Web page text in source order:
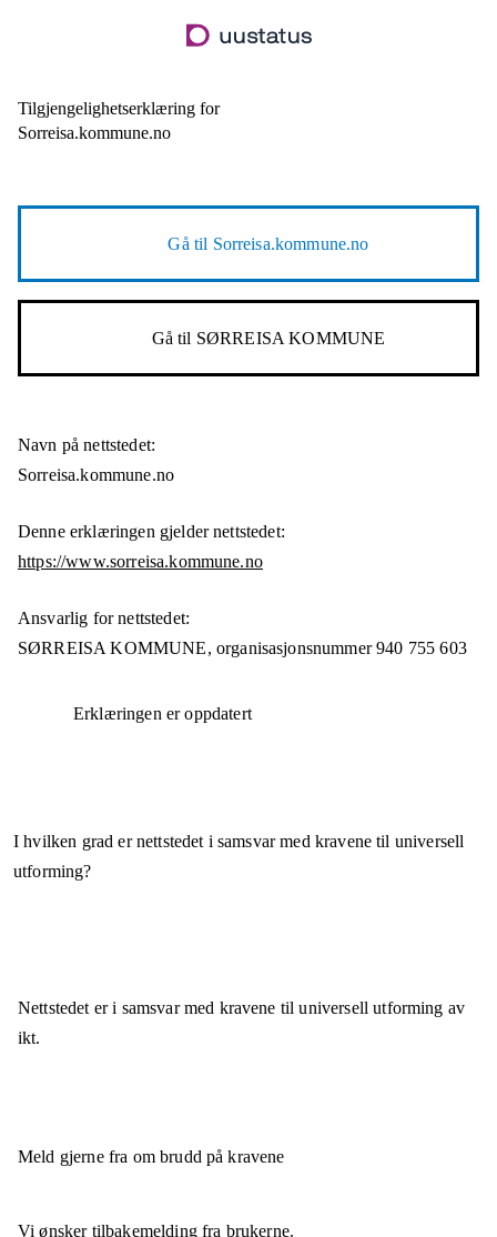
til
Tilgjengelighetserklæring for
Sorreisa.kommune.no
Gå til Sorreisa.kommune.no
Gå til SØRREISA KOMMUNE
Navn på nettstedet:
Sorreisa.kommune.no
Denne erklæringen gjelder nettstedet:
https://www.sorreisa.kommune.no
Ansvarlig for nettstedet:
SØRREISA KOMMUNE, organisasjonsnummer 940 755 603
Erklæringen er oppdatert
I hvilken grad er nettstedet i samsvar med kravene til universell
utforming?
Nettstedet eri samsvarmed kravene til universell utforming av
ikt.
Meld gjerne fra om brudd på kravene
Vi ønsker tilbakemelding fra brukerne.